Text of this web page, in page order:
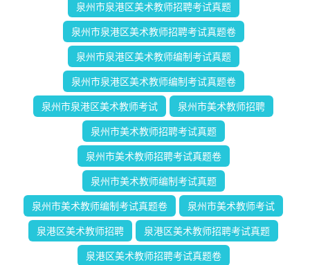
泉州市泉港区美术教师招聘考试真题
泉州市泉港区美术教师招聘考试真题卷
泉州市泉港区美术教师编制考试真题
泉州市泉港区美术教师编制考试真题卷
泉州市泉港区美术教师考试 泉州市美术教师招聘
泉州市美术教师招聘考试真题
泉州市美术教师招聘考试真题卷
泉州市美术教师编制考试真题
泉州市美术教师编制考试真题卷 泉州市美术教师考试
泉港区美术教师招聘 泉港区美术教师招聘考试真题
泉港区美术教师招聘考试真题卷